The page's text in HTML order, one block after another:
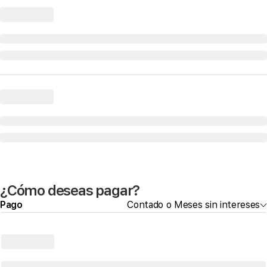
¿Cómo deseas pagar?
Pago Contado o Meses sin intereses